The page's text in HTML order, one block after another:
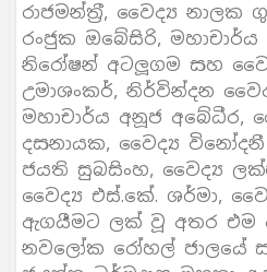
රාජමන්ත‍්‍රී, වෛද්‍ය නාලක
රංජුක ඔබේසිරි,
නිරෝෂන් අටලූගම සහ
උමාශංකර්, නිර්වින්දන
මහාචාර්ය අනූජ අබේධීර,
දසනායක, වෛද්‍ය
ජයති සුබසිංහ, වෛද්‍ය
වෛද්‍ය එස්.කේ. ශර්මා,
ඇගයීමට ලක් වූ අතර එම
නවලෝක රෝහල් ජාලයේ